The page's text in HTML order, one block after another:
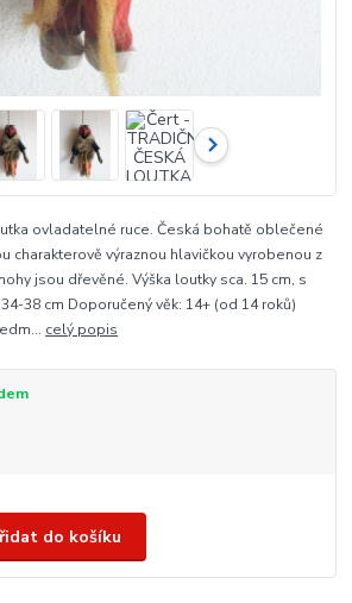
ovladatelné ruce. Česká bohatě oblečené
charakterově výraznou hlavičkou vyrobenou z
jsou dřevěné. Výška loutky sca. 15 cm, s
38 cm Doporučený věk: 14+ (od 14 roků)
celý popis
do košíku